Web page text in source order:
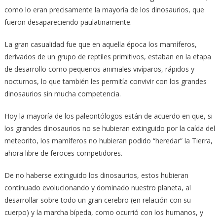
como lo eran precisamente la mayoría de los dinosaurios, que
fueron desapareciendo paulatinamente.
La gran casualidad fue que en aquella época los mamíferos,
derivados de un grupo de reptiles primitivos, estaban en la etapa
de desarrollo como pequeños animales vivíparos, rápidos y
nocturnos, lo que también les permitía convivir con los grandes
dinosaurios sin mucha competencia.
Hoy la mayoría de los paleontólogos están de acuerdo en que, si
los grandes dinosaurios no se hubieran extinguido por la caída del
meteorito, los mamíferos no hubieran podido “heredar” la Tierra,
ahora libre de feroces competidores.
De no haberse extinguido los dinosaurios, estos hubieran
continuado evolucionando y dominado nuestro planeta, al
desarrollar sobre todo un gran cerebro (en relación con su
cuerpo) y la marcha bípeda, como ocurrió con los humanos, y